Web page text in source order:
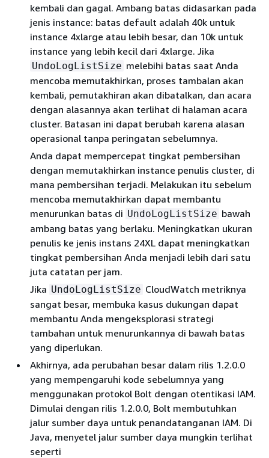
kembali dan gagal. Ambang batas didasarkan pada
jenis instance: batas default adalah 40k untuk
instance 4xlarge atau lebih besar, dan 10k untuk
instance yang lebih kecil dari 4xlarge. Jika
UndoLogListSize melebihi batas saat Anda
mencoba memutakhirkan, proses tambalan akan
kembali, pemutakhiran akan dibatalkan, dan acara
dengan alasannya akan terlihat di halaman acara
cluster. Batasan ini dapat berubah karena alasan
operasional tanpa peringatan sebelumnya.
Anda dapat mempercepat tingkat pembersihan
dengan memutakhirkan instance penulis cluster, di
mana pembersihan terjadi. Melakukan itu sebelum
mencoba memutakhirkan dapat membantu
menurunkan batas di UndoLogListSize bawah
ambang batas yang berlaku. Meningkatkan ukuran
penulis ke jenis instans 24XL dapat meningkatkan
tingkat pembersihan Anda menjadi lebih dari satu
juta catatan per jam.
Jika UndoLogListSize CloudWatch metriknya
sangat besar, membuka kasus dukungan dapat
membantu Anda mengeksplorasi strategi
tambahan untuk menurunkannya di bawah batas
yang diperlukan.
Akhirnya, ada perubahan besar dalam rilis 1.2.0.0
yang mempengaruhi kode sebelumnya yang
menggunakan protokol Bolt dengan otentikasi IAM.
Dimulai dengan rilis 1.2.0.0, Bolt membutuhkan
jalur sumber daya untuk penandatanganan IAM. Di
Java, menyetel jalur sumber daya mungkin terlihat
seperti